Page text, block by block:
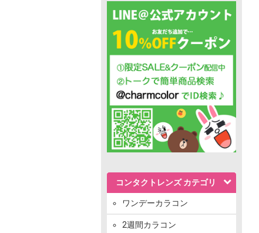
コンタクトレンズ カテゴリ
ワンデーカラコン
2週間カラコン